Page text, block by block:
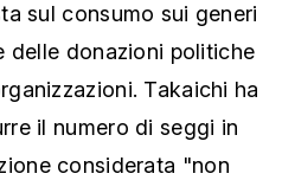
sul consumo sui generi
delle donazioni politiche
Takaichi ha
il numero di seggi in
considerata "non